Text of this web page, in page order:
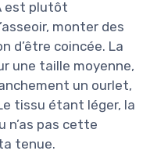
est plutôt
monter des
d’être coincée. La
une taille moyenne,
un ourlet,
tissu étant léger, la
n’as pas cette
tenue.